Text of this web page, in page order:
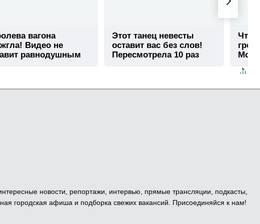
вагона
Видео не
равнодушным
Этот танец невесты
оставит вас без слов!
Пересмотрела 10 раз
Что
новости, репортажи, интервью, прямые трансляции, подкасты,
городская афиша и подборка свежих вакансий. Присоединяйся к нам!